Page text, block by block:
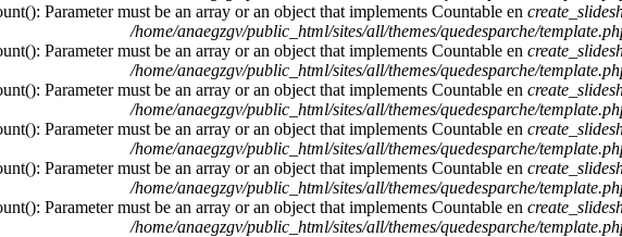
Parameter must be an array or an object that implements Countable en
/home/anaegzgv/public_html/sites/all/themes/quedesparche/
Parameter must be an array or an object that implements Countable en
/home/anaegzgv/public_html/sites/all/themes/quedesparche/
Parameter must be an array or an object that implements Countable en
/home/anaegzgv/public_html/sites/all/themes/quedesparche/
Parameter must be an array or an object that implements Countable en
/home/anaegzgv/public_html/sites/all/themes/quedesparche/
Parameter must be an array or an object that implements Countable en
/home/anaegzgv/public_html/sites/all/themes/quedesparche/
Parameter must be an array or an object that implements Countable en
/home/anaegzgv/public_html/sites/all/themes/quedesparche/